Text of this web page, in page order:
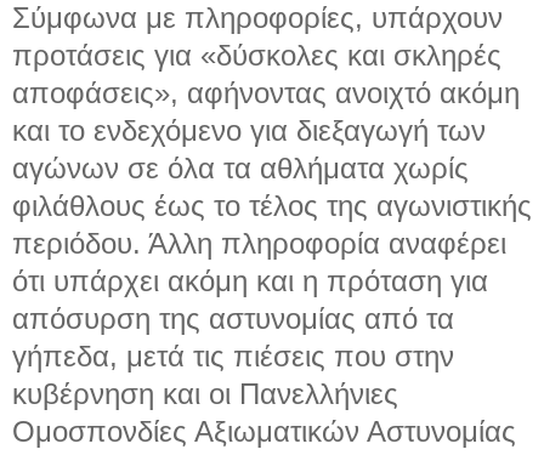
Σύμφωνα με πληροφορίες, υπάρχουν
προτάσεις για «δύσκολες και σκληρές
αποφάσεις», αφήνοντας ανοιχτό ακόμη
και το ενδεχόμενο για διεξαγωγή των
αγώνων σε όλα τα αθλήματα χωρίς
φιλάθλους έως το τέλος της αγωνιστικής
περιόδου. Άλλη πληροφορία αναφέρει
ότι υπάρχει ακόμη και η πρόταση για
απόσυρση της αστυνομίας από τα
γήπεδα, μετά τις πιέσεις που στην
κυβέρνηση και οι Πανελλήνιες
Ομοσπονδίες Αξιωματικών Αστυνομίας